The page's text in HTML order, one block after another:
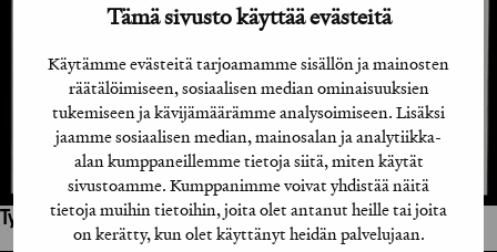
Tämä sivusto käyttää evästeitä
Käytämme evästeitä tarjoamamme sisällön ja mainosten
räätälöimiseen, sosiaalisen median ominaisuuksien
tukemiseen ja kävijämäärämme analysoimiseen. Lisäksi
jaamme sosiaalisen median, mainosalan ja analytiikka-
alan kumppaneillemme tietoja siitä, miten käytät
sivustoamme. Kumppanimme voivat yhdistää näitä
tietoja muihin tietoihin, joita olet antanut heille tai joita
on kerätty, kun olet käyttänyt heidän palvelujaan.
Työhön osallistuneet henkilöt / tahot: